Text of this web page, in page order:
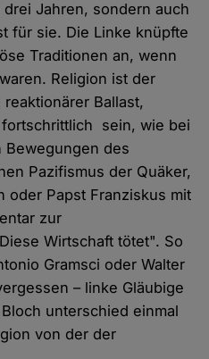
Jahren, sondern auch
für sie. Die Linke knüpfte
Traditionen an, wenn
Religion ist der
Ballast,
sein, wie bei
Bewegungen des
Pazifismus der Quäker,
oder Papst Franziskus mit
zur
Wirtschaft tötet". So
Gramsci oder Walter
– linke Gläubige
unterschied einmal
von der der